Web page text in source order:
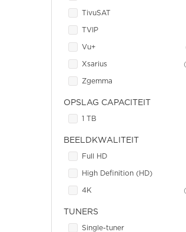
TivuSAT
TVIP
Vu+
Xsarius
Zgemma
OPSLAG CAPACITEIT
1 TB
BEELDKWALITEIT
Full HD
High Definition (HD)
4K
TUNERS
Single-tuner